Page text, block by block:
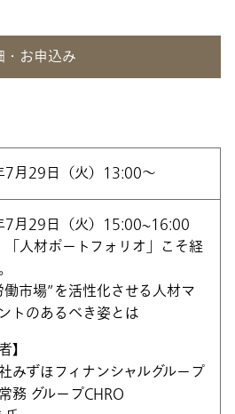
・お申込み
月29日（火）13:00〜
7月29日（火）15:00~16:00
「人材ポートフォリオ」こそ経
働市場”を活性化させる人材マ
トのあるべき姿とは
】
みずほフィナンシャルグループ
務 グループCHRO